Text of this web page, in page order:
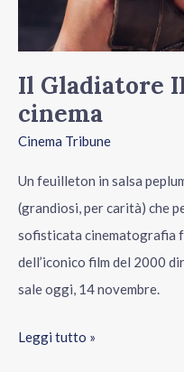
Il Gladiatore
cinema
Cinema Tribune
Un feuilleton in salsa
(grandiosi, per carità) che
sofisticata cinematografia
dell’iconico film del 2000
sale oggi, 14 novembre.
Leggi tutto »